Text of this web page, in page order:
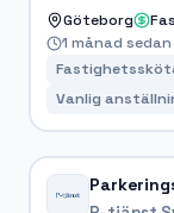
Göteborg
1 månad sedan
Vanlig